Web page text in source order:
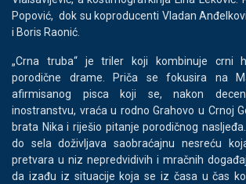
Popović, dok su koproducenti Vladan
i Boris Raonić.
„Crna truba“ je triler koji kombinuje crni
porodične drame. Priča se fokusira na
afirmisanog pisca koji se, nakon
inostranstvu, vraća u rodno Grahovo u Crnoj
brata Nika i riješio pitanje porodičnog
do sela doživljava saobraćajnu nesreću
pretvara u niz nepredvidivih i mračnih
da izađu iz situacije koja se iz časa u čas